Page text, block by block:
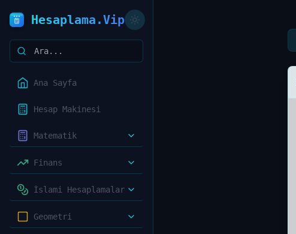
Hesaplama.Vip
Ana Sayfa
Hesap Makinesi
Matematik
Finans
İslami Hesaplamalar
Geometri